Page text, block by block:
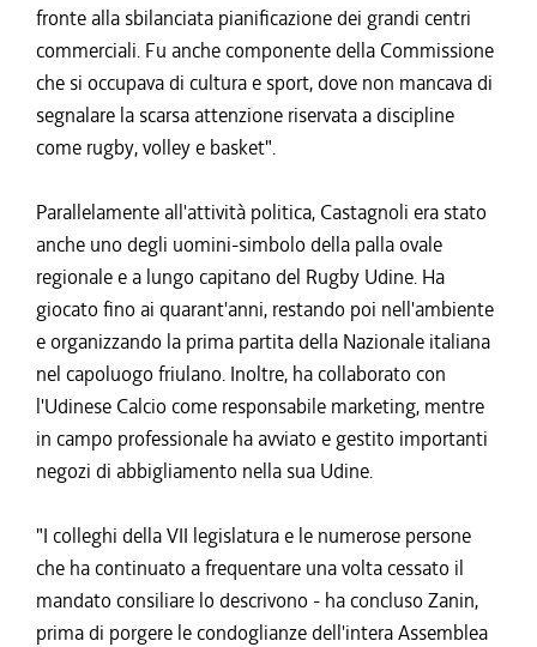
fronte alla sbilanciata pianificazione dei grandi centri
commerciali. Fu anche componente della Commissione
che si occupava di cultura e sport, dove non mancava di
segnalare la scarsa attenzione riservata a discipline
come rugby, volley e basket".
Parallelamente all'attività politica, Castagnoli era stato
anche uno degli uomini-simbolo della palla ovale
regionale e a lungo capitano del Rugby Udine. Ha
giocato fino ai quarant'anni, restando poi nell'ambiente
e organizzando la prima partita della Nazionale italiana
nel capoluogo friulano. Inoltre, ha collaborato con
l'Udinese Calcio come responsabile marketing, mentre
in campo professionale ha avviato e gestito importanti
negozi di abbigliamento nella sua Udine.
"I colleghi della VII legislatura e le numerose persone
che ha continuato a frequentare una volta cessato il
mandato consiliare lo descrivono - ha concluso Zanin,
prima di porgere le condoglianze dell'intera Assemblea